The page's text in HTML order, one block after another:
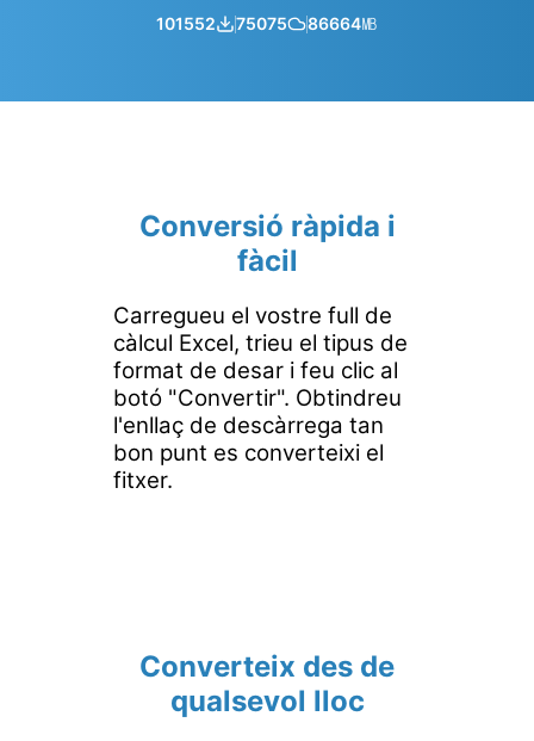
101552
75075 86664㎆︎
Conversió ràpida i
fàcil
Carregueu el vostre full de
càlcul Excel, trieu el tipus de
format de desar i feu clic al
botó "Convertir". Obtindreu
l'enllaç de descàrrega tan
bon punt es converteixi el
fitxer.
Converteix des de
qualsevol lloc